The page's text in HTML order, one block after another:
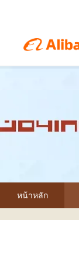
หน้าหลัก